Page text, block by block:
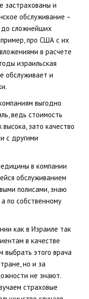
застрахованы и
обслуживание –
до сложнейших
про США с их
в расчете
израильская
обслуживает и
выгодно
ведь стоимость
зато качество
с другими
в компании
обслуживанием
полисами, знаю
по собственному
как в Израиле так
в качестве
выбрать этого врача
но и за
не знают.
страховые